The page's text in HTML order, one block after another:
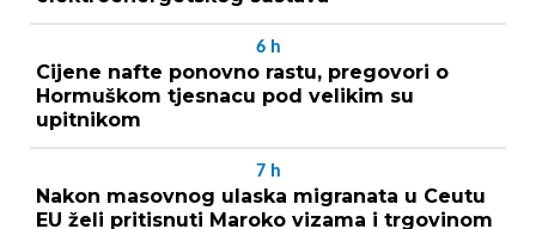
6 h
Cijene nafte ponovno rastu, pregovori o
Hormuškom tjesnacu pod velikim su
upitnikom
7 h
Nakon masovnog ulaska migranata u Ceutu
EU želi pritisnuti Maroko vizama i trgovinom